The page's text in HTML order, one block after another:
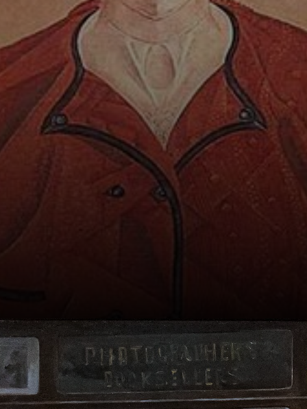
Enric Guitart,
découvre la
poésie
d'Apollinaire et se
rapproche de
Pablo Picasso à